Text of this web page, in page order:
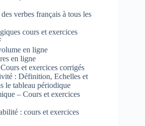
verbes français à tous les
cours et exercices
en ligne
en ligne
et exercices corrigés
: Définition, Echelles et
le tableau périodique
– Cours et exercices
: cours et exercices